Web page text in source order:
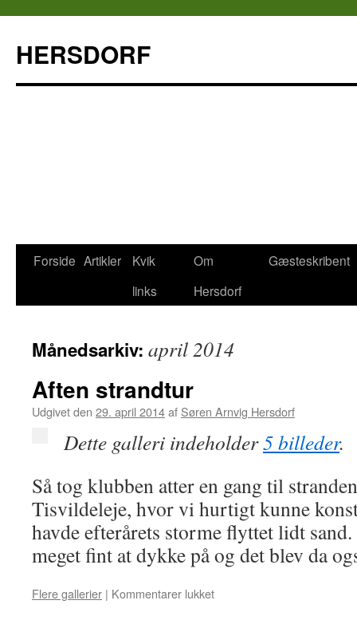
HERSDORF
Hop
Forside Artikler
Kvik
links
Om
Hersdorf
Gæsteskribent
Månedsarkiv: april 2014
Aften strandtur
Udgivet den 29. april 2014af Søren Arnvig Hersdorf
Dette galleri indeholder5 billeder.
Så tog klubben atter en gang til
Tisvildeleje, hvor vi hurtigt kunne
havde efterårets storme flyttet lidt
meget fint at dykke på og det blev da
Flere gallerier | Kommentarer lukket